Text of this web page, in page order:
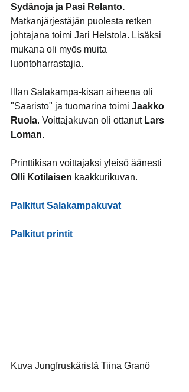
Sydänoja ja Pasi Relanto.
Matkanjärjestäjän puolesta retken
johtajana toimi Jari Helstola. Lisäksi
mukana oli myös muita
luontoharrastajia.
Illan Salakampa-kisan aiheena oli
"Saaristo" ja tuomarina toimi Jaakko
Ruola. Voittajakuvan oli ottanut Lars
Loman.
Printtikisan voittajaksi yleisö äänesti
Olli Kotilaisen kaakkurikuvan.
Palkitut Salakampakuvat
Palkitut printit
Kuva Jungfruskäristä Tiina Granö